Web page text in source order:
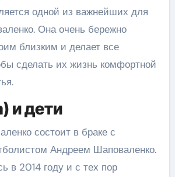
одной из важнейших для
Она очень бережно
близким и делает все
сделать их жизнь комфортной
и дети
состоит в браке с
Андреем Шаповаленко.
в 2014 году и с тех пор